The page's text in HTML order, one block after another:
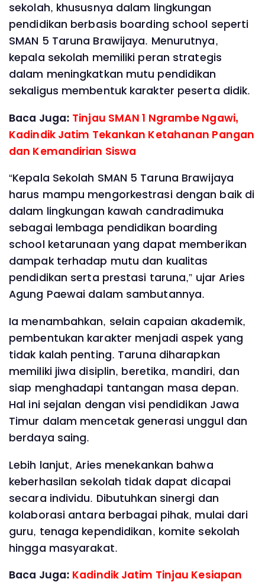
sekolah, khususnya dalam lingkungan
pendidikan berbasis boarding school seperti
SMAN 5 Taruna Brawijaya. Menurutnya,
kepala sekolah memiliki peran strategis
dalam meningkatkan mutu pendidikan
sekaligus membentuk karakter peserta didik.
Baca Juga: Tinjau SMAN 1 Ngrambe Ngawi,
Kadindik Jatim Tekankan Ketahanan Pangan
dan Kemandirian Siswa
“Kepala Sekolah SMAN 5 Taruna Brawijaya
harus mampu mengorkestrasi dengan baik di
dalam lingkungan kawah candradimuka
sebagai lembaga pendidikan boarding
school ketarunaan yang dapat memberikan
dampak terhadap mutu dan kualitas
pendidikan serta prestasi taruna,” ujar Aries
Agung Paewai dalam sambutannya.
Ia menambahkan, selain capaian akademik,
pembentukan karakter menjadi aspek yang
tidak kalah penting. Taruna diharapkan
memiliki jiwa disiplin, beretika, mandiri, dan
siap menghadapi tantangan masa depan.
Hal ini sejalan dengan visi pendidikan Jawa
Timur dalam mencetak generasi unggul dan
berdaya saing.
Lebih lanjut, Aries menekankan bahwa
keberhasilan sekolah tidak dapat dicapai
secara individu. Dibutuhkan sinergi dan
kolaborasi antara berbagai pihak, mulai dari
guru, tenaga kependidikan, komite sekolah
hingga masyarakat.
Baca Juga: Kadindik Jatim Tinjau Kesiapan